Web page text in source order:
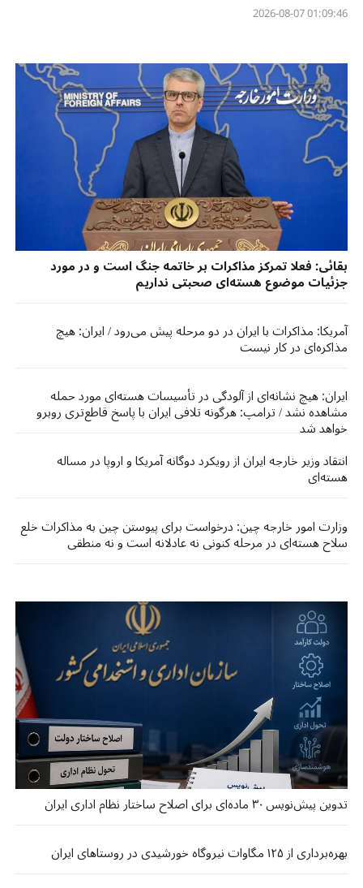
01:09:46 2026-08-07
بقائی: فعلا تمرکز مذاکرات بر خاتمه جنگ است و در مورد
جزئیات موضوع هسته‌ای صحبتی نداریم
آمریکا: مذاکرات با ایران در دو مرحله پیش می‌رود / ایران: هیچ
مذاکره‌ای در کار نیست
ایران: هیچ نشانه‌ای از آلودگی در تأسیسات هسته‌ای مورد حمله
مشاهده نشد / ترامپ: هرگونه تلافی ایران با پاسخ قاطع‌تری روبرو
خواهد شد
انتقاد وزیر خارجه ایران از رویکرد دوگانه آمریکا و اروپا در مساله
هسته‌ای
وزارت امور خارجه چین: درخواست برای پیوستن چین به مذاکرات خلع
سلاح هسته‌ای در مرحله کنونی نه عادلانه است و نه منطقی
تدوین پیش‌نویس ۳۰ ماده‌ای برای اصلاح ساختار نظام اداری ایران
بهره‌برداری از ۱۲۵ مگاوات نیروگاه خورشیدی در روستاهای ایران